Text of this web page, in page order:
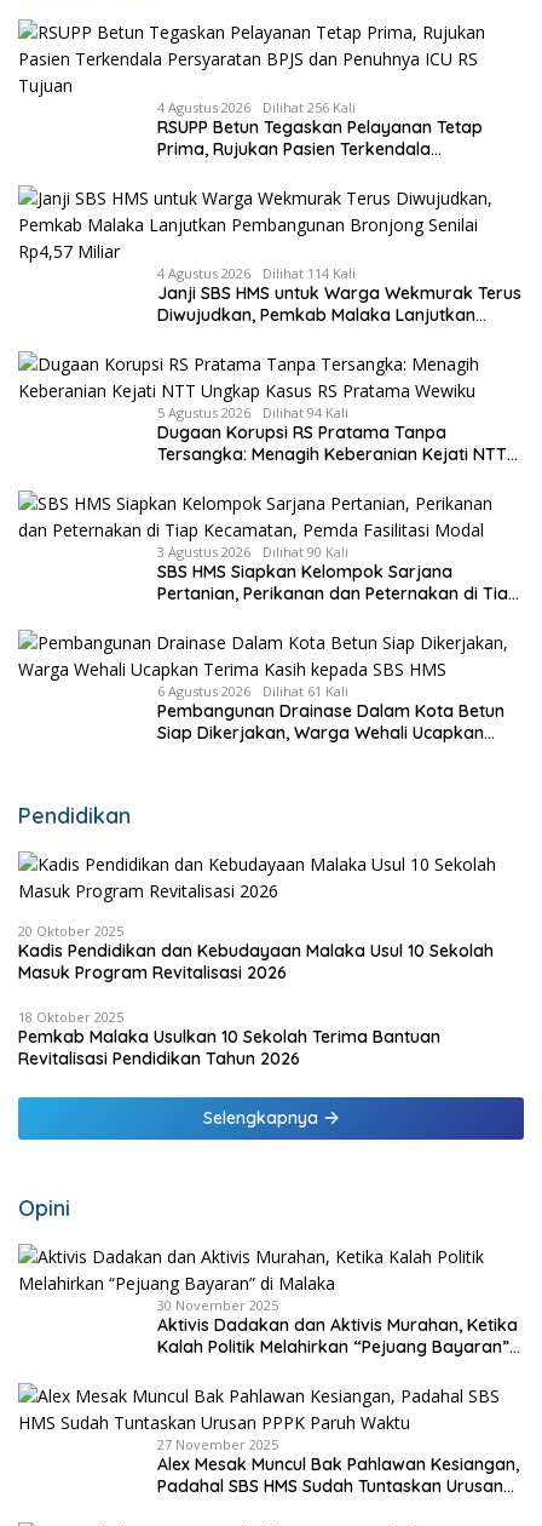
4 Agustus 2026 Dilihat 256 Kali
RSUPP Betun Tegaskan Pelayanan Tetap
Prima, Rujukan Pasien Terkendala
Tujuan
4 Agustus 2026 Dilihat 114 Kali
Janji SBS HMS untuk Warga Wekmurak Terus
Diwujudkan, Pemkab Malaka Lanjutkan
5 Agustus 2026 Dilihat 94 Kali
Dugaan Korupsi RS Pratama Tanpa
Tersangka: Menagih Keberanian Kejati NTT
3 Agustus 2026 Dilihat 90 Kali
SBS HMS Siapkan Kelompok Sarjana
Pertanian, Perikanan dan Peternakan di Tiap
6 Agustus 2026 Dilihat 61 Kali
Pembangunan Drainase Dalam Kota Betun
Siap Dikerjakan, Warga Wehali Ucapkan
Pendidikan
20 Oktober 2025
Kadis Pendidikan dan Kebudayaan Malaka Usul 10 Sekolah
Masuk Program Revitalisasi 2026
18 Oktober 2025
Pemkab Malaka Usulkan 10 Sekolah Terima Bantuan
Revitalisasi Pendidikan Tahun 2026
Selengkapnya
Opini
30 November 2025
Aktivis Dadakan dan Aktivis Murahan, Ketika
Kalah Politik Melahirkan “Pejuang Bayaran”
27 November 2025
Alex Mesak Muncul Bak Pahlawan Kesiangan,
Padahal SBS HMS Sudah Tuntaskan Urusan